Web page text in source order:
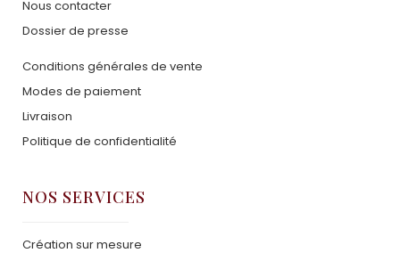
Nous contacter
Dossier de presse
Conditions générales de vente
Modes de paiement
Livraison
Politique de confidentialité
NOS SERVICES
Création sur mesure